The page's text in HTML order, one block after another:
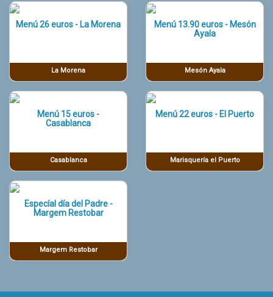
Menú 26 euros - La Morena
La Morena
Menú 13.90 euros - Mesón
Ayala
Mesón Ayala
Menú 15 euros -
Casablanca
Casablanca
Menú 22 euros - El Puerto
Marisquería el Puerto
Especíal día del Padre -
Margem Restobar
Margem Restobar